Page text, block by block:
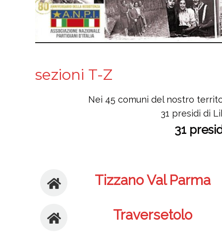
sezioni T-Z
Nei 45 comuni del nostro
31 presidi di
31
Tizzano Val Parma
Traversetolo